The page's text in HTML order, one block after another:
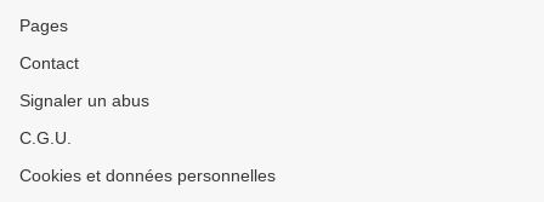
Pages
Contact
Signaler un abus
C.G.U.
Cookies et données personnelles